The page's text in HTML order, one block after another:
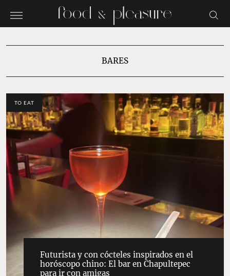
BARES
TO EAT
Futurista y con cócteles inspirados en el
horóscopo chino: El bar en Chapultepec
para ir con amigas